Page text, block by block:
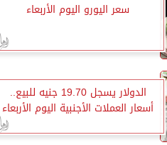
سعر اليورو اليوم الأربعاء
الدولار يسجل 19.70 جنيه للبيع..
أسعار العملات الأجنبية اليوم الأربعاء